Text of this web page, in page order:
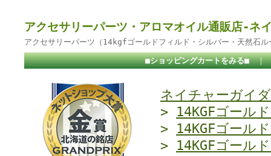
アクセサリーパーツ・アロマオイル通販店-ネ
アクセサリーパーツ（14kgfゴールドフィルド・シルバー・天然石
■ショッピングカートをみる■ ｜
ネイチャーガイ
> 14KGFゴール
> 14KGFゴール
> 14KGFゴール